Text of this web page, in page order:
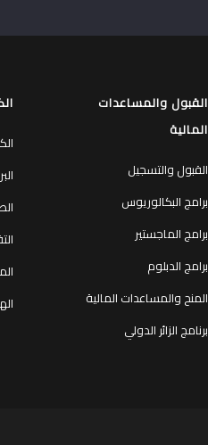
القبول والمساعدات
المالية
القبول والتسجيل
برامج البكالوريوس
برامج الماجستير
برامج الدبلوم
المنح والمساعدات المالية
برنامج الزائر الدولي